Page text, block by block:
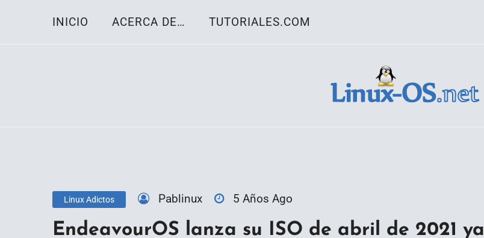
INICIO ACERCA DE… TUTORIALES.COM
Linux Adictos Pablinux 5 Años Ago
EndeavourOS lanza su ISO de abril de 2021 ya